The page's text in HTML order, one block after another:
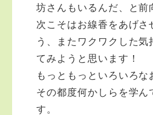
坊さんもいるんだ、と前
次こそはお線香をあげさ
う、またワクワクした気
てみようと思います！
もっともっといろいろな
その都度何かしらを学ん
す。